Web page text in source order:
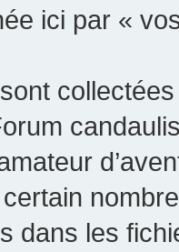
ici par «
dans les